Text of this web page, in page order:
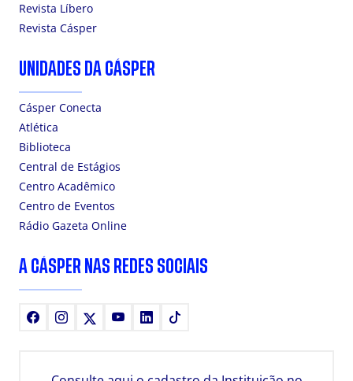
Revista Líbero
Revista Cásper
UNIDADES DA CÁSPER
Cásper Conecta
Atlética
Biblioteca
Central de Estágios
Centro Acadêmico
Centro de Eventos
Rádio Gazeta Online
A CÁSPER NAS REDES SOCIAIS
FacebookInstagram YoutubeLinkedIn